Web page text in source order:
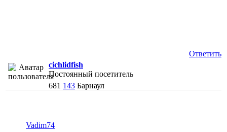
Ответить
cichlidfish
Постоянный посетитель
681 143 Барнаул
Vadim74